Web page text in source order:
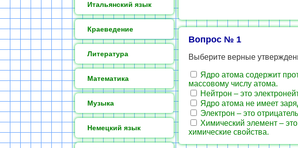
Итальянский язык
Краеведение
Литература
Математика
Музыка
Немецкий язык
Вопрос № 1
Выберите верные
Ядро атома содержит
массовому числу атома.
Нейтрон – это
Ядро атома не имеет
Электрон – это
Химический элемент –
химические свойства.